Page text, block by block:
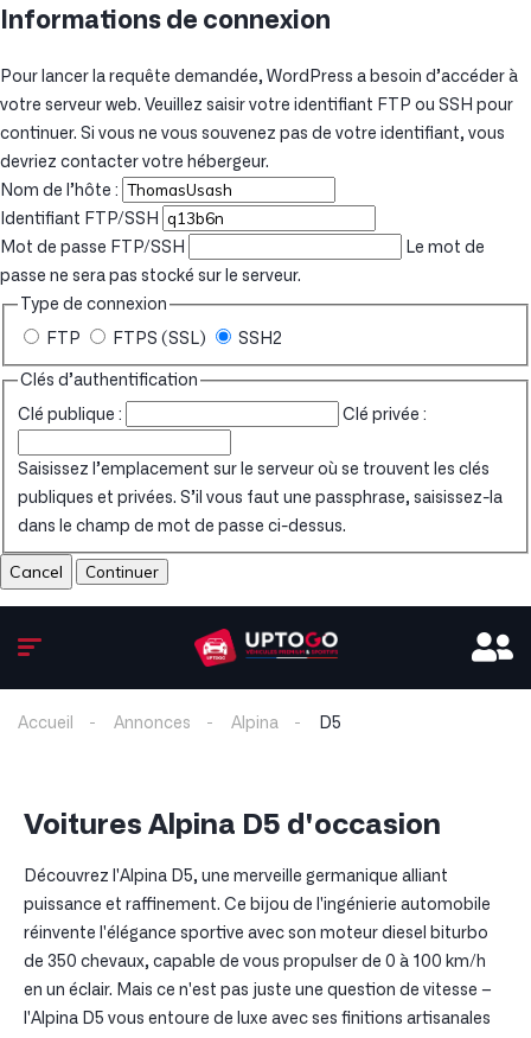
Informations de connexion
Pour lancer la requête demandée, WordPress a besoin d’accéder à
votre serveur web. Veuillez saisir votre identifiant FTP ou SSH pour
continuer. Si vous ne vous souvenez pas de votre identifiant, vous
devriez contacter votre hébergeur.
Nom de l’hôte :
Identifiant FTP/SSH
Mot de passe FTP/SSH
Le mot de
passe ne sera pas stocké sur le serveur.
Type de connexion
FTP FTPS (SSL) SSH2
Clés d’authentification
Clé publique : Clé privée :
Saisissez l’emplacement sur le serveur où se trouvent les clés
publiques et privées. S’il vous faut une passphrase, saisissez-la
dans le champ de mot de passe ci-dessus.
Cancel
Accueil Annonces Alpina D5
Voitures Alpina D5 d'occasion
Découvrez l'Alpina D5, une merveille germanique alliant
puissance et raffinement. Ce bijou de l'ingénierie automobile
réinvente l'élégance sportive avec son moteur diesel biturbo
de 350 chevaux, capable de vous propulser de 0 à 100 km/h
en un éclair. Mais ce n'est pas juste une question de vitesse –
l'Alpina D5 vous entoure de luxe avec ses finitions artisanales